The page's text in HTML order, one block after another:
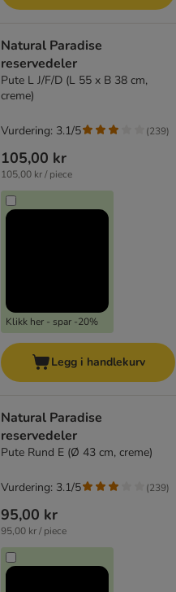
Natural Paradise
reservedeler
Pute L J/F/D (L 55 x B 38 cm,
creme)
105,00 kr
105,00 kr / piece
Klikk her - spar -20%
Vurdering: 3.1/5 (239)
Legg i handlekurv
Natural Paradise
reservedeler
Pute Rund E (Ø 43 cm, creme)
95,00 kr
95,00 kr / piece
Vurdering: 3.1/5 (239)